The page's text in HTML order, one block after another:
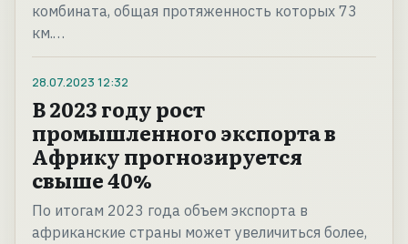
комбината, общая протяженность которых 73
км.…
28.07.2023 12:32
В 2023 году рост
промышленного экспорта в
Африку прогнозируется
свыше 40%
По итогам 2023 года объем экспорта в
африканские страны может увеличиться более,